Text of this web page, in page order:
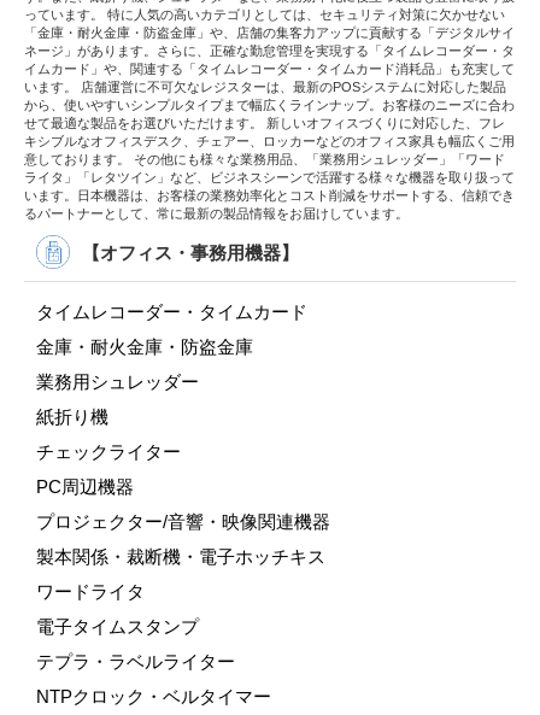
っています。 特に人気の高いカテゴリとしては、セキュリティ対策に欠かせない
「金庫・耐火金庫・防盗金庫」や、店舗の集客力アップに貢献する「デジタルサイ
ネージ」があります。さらに、正確な勤怠管理を実現する「タイムレコーダー・タ
イムカード」や、関連する「タイムレコーダー・タイムカード消耗品」も充実して
います。 店舗運営に不可欠なレジスターは、最新のPOSシステムに対応した製品
から、使いやすいシンプルタイプまで幅広くラインナップ。お客様のニーズに合わ
せて最適な製品をお選びいただけます。 新しいオフィスづくりに対応した、フレ
キシブルなオフィスデスク、チェアー、ロッカーなどのオフィス家具も幅広くご用
意しております。 その他にも様々な業務用品、「業務用シュレッダー」「ワード
ライタ」「レタツイン」など、ビジネスシーンで活躍する様々な機器を取り扱って
います。日本機器は、お客様の業務効率化とコスト削減をサポートする、信頼でき
るパートナーとして、常に最新の製品情報をお届けしています。
【オフィス・事務用機器】
タイムレコーダー・タイムカード
金庫・耐火金庫・防盗金庫
業務用シュレッダー
紙折り機
チェックライター
PC周辺機器
プロジェクター/音響・映像関連機器
製本関係・裁断機・電子ホッチキス
ワードライタ
電子タイムスタンプ
テプラ・ラベルライター
NTPクロック・ベルタイマー